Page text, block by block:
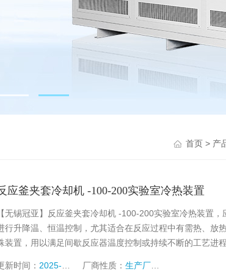
首页> 产
应釜夹套冷却机 -100-200实验室冷热装置
【无锡冠亚】反应釜夹套冷却机 -100-200实验室冷热装置
行升降温、恒温控制，尤其适合在反应过程中有需热、放
装置，用以满足间歇反应器温度控制或持续不断的工艺进
新时间： 2025-01-16 厂商性质：生产厂家